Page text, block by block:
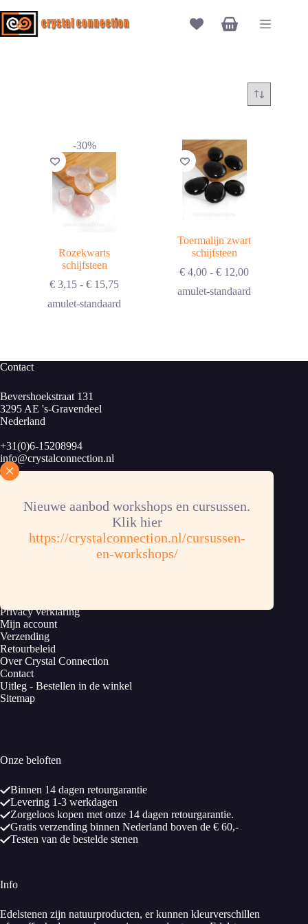
naar
de
Nieuwe aanbod workshops en cursussen.
Klik hier
https://crystalconnection.nl/cursussen-
en-workshops/
Winkelwagen
-30%
Rozekwarts
schijfsteen
€ 3,15 - € 15,75Prijsklasse:
tot
amulet-standaard
Toermalijn zwart
schijfsteen
€ 4,00 - € 12,00Prijsklasse:
tot
amulet-standaard
Contact
Bevershoekstraat 131
3295 AE 's-Gravendeel
Nederland
+31(0)6-15208994
info@crystalconnection.nl
KvK: 83913424
Bankrekening: NL62RABO 0372358853
Privacy verklaring
Mijn account
Verzending
Retourbeleid
Over Crystal Connection
Contact
Uitleg - Bestellen in de winkel
Sitemap
Onze beloften
Binnen 14 dagen retourgarantie
Levering 1-3 werkdagen
Zorgeloos kopen met onze 14 dagen retourgarantie.
Gratis verzending binnen Nederland boven de € 60,-
Testen van de bestelde stenen
Info
Edelstenen zijn natuurproducten, er kunnen kleurverschillen